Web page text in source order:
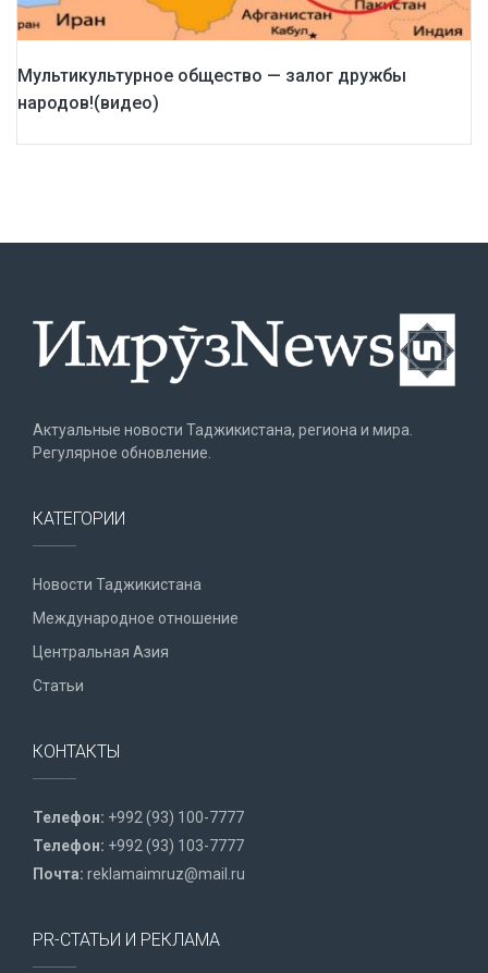
Мультикультурное общество — залог дружбы
народов!(видео)
Актуальные новости Таджикистана, региона и мира.
Регулярное обновление.
КАТЕГОРИИ
Новости Таджикистана
Международное отношение
Центральная Азия
Статьи
КОНТАКТЫ
Телефон: +992 (93) 100-7777
Телефон: +992 (93) 103-7777
Почта: reklamaimruz@mail.ru
PR-СТАТЬИ И РЕКЛАМА